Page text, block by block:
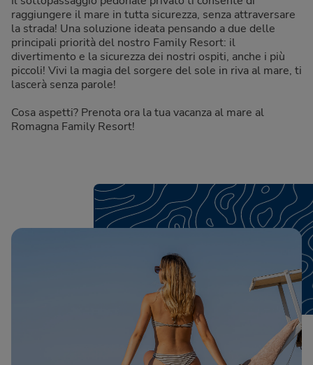
raggiungere il mare in tutta sicurezza, senza attraversare
la strada! Una soluzione ideata pensando a due delle
principali priorità del nostro Family Resort: il
divertimento e la sicurezza dei nostri ospiti, anche i più
piccoli! Vivi la magia del sorgere del sole in riva al mare, ti
lascerà senza parole!
Cosa aspetti? Prenota ora la tua vacanza al mare al
Romagna Family Resort!